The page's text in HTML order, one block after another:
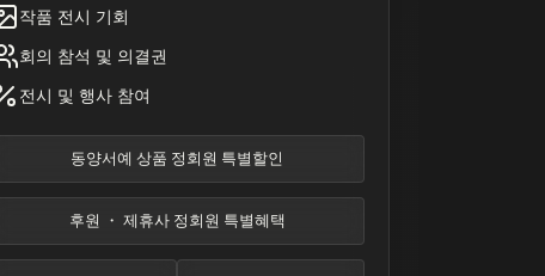
작품 전시 기회
회의 참석 및 의결권
전시 및 행사 참여
동양서예 상품 정회원 특별할인
후원 ・ 제휴사 정회원 특별혜택